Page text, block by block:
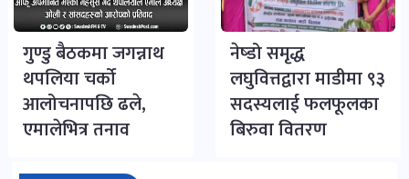
गुण्डु बैठकमा जगन्नाथ
थपलिया चर्को
आलोचनापछि ढले,
एमालेभित्र तनाव
नेष्डो समृद्ध
लघुवित्तद्वारा माडीमा ९३
सदस्यलाई फलफूलका
बिरुवा वितरण